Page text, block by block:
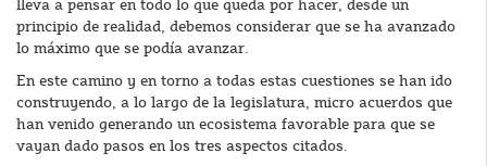
lleva a pensar en todo lo que queda por hacer, desde un
principio de realidad, debemos considerar que se ha avanzado
lo máximo que se podía avanzar.
En este camino y en torno a todas estas cuestiones se han ido
construyendo, a lo largo de la legislatura, micro acuerdos que
han venido generando un ecosistema favorable para que se
vayan dado pasos en los tres aspectos citados.